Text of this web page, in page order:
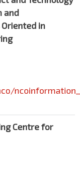
and
in
Centre for